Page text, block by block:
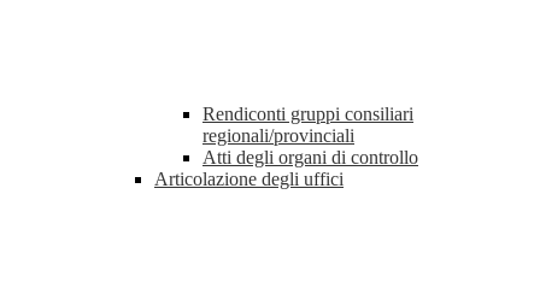
Rendiconti gruppi consiliari
regionali/provinciali
Atti degli organi di controllo
Articolazione degli uffici